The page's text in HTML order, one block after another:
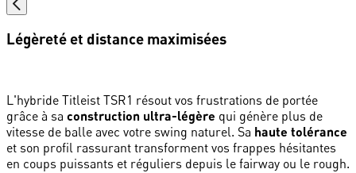
Légèreté et distance maximisées
L'hybride Titleist TSR1 résout vos frustrations de portée
grâce à sa construction ultra-légère qui génère plus de
vitesse de balle avec votre swing naturel. Sa haute tolérance
et son profil rassurant transforment vos frappes hésitantes
en coups puissants et réguliers depuis le fairway ou le rough.